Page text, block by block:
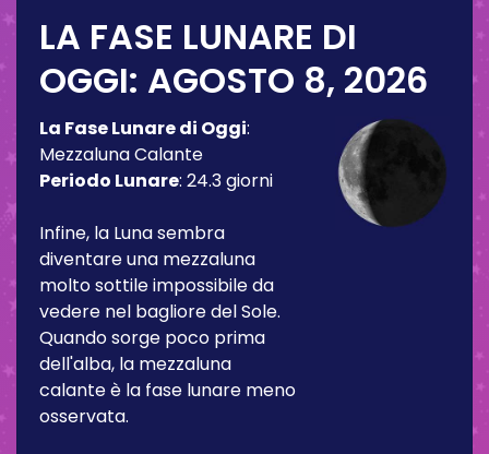
LA FASE LUNARE DI
OGGI: AGOSTO 8, 2026
La Fase Lunare di Oggi:
Mezzaluna Calante
Periodo Lunare: 24.3 giorni
Infine, la Luna sembra
diventare una mezzaluna
molto sottile impossibile da
vedere nel bagliore del Sole.
Quando sorge poco prima
dell'alba, la mezzaluna
calante è la fase lunare meno
osservata.